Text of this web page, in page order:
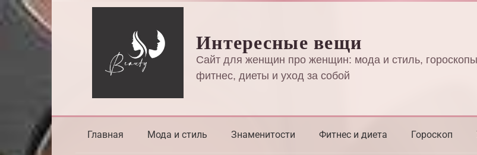
Перейти
к
контенту
Интересные вещи
Сайт для женщин про женщин: мода и стиль,
фитнес, диеты и уход за собой
Главная Мода и стиль Знаменитости Фитнес и диета Гороскоп